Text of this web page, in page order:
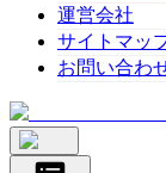
運営会社
サイトマッ
お問い合わ